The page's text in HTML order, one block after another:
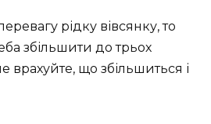
рідку вівсянку, то
збільшити до трьох
врахуйте, що збільшиться і